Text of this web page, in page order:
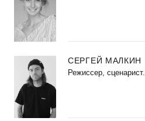
СЕРГЕЙ МАЛКИН
Режиссер, сценарист.